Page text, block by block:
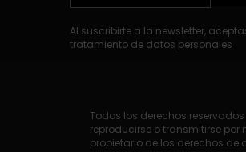
Al suscribirte a la newsletter,
tratamiento de datos personales
Todos los derechos
reproducirse o transmitirse por
propietario de los derechos de